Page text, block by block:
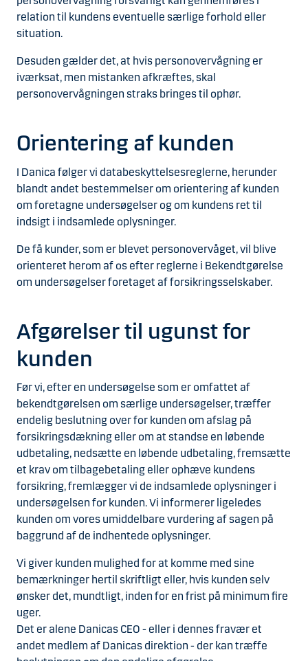
relation til kundens eventuelle særlige forhold eller
situation.
Desuden gælder det, at hvis personovervågning er
iværksat, men mistanken afkræftes, skal
personovervågningen straks bringes til ophør.
Orientering af kunden
I Danica følger vi databeskyttelsesreglerne, herunder
blandt andet bestemmelser om orientering af kunden
om foretagne undersøgelser og om kundens ret til
indsigt i indsamlede oplysninger.
De få kunder, som er blevet personovervåget, vil blive
orienteret herom af os efter reglerne i Bekendtgørelse
om undersøgelser foretaget af forsikringsselskaber.
Afgørelser til ugunst for
kunden
Før vi, efter en undersøgelse som er omfattet af
bekendtgørelsen om særlige undersøgelser, træffer
endelig beslutning over for kunden om afslag på
forsikringsdækning eller om at standse en løbende
udbetaling, nedsætte en løbende udbetaling, fremsætte
et krav om tilbagebetaling eller ophæve kundens
forsikring, fremlægger vi de indsamlede oplysninger i
undersøgelsen for kunden. Vi informerer ligeledes
kunden om vores umiddelbare vurdering af sagen på
baggrund af de indhentede oplysninger.
Vi giver kunden mulighed for at komme med sine
bemærkninger hertil skriftligt eller, hvis kunden selv
ønsker det, mundtligt, inden for en frist på minimum fire
uger.
Det er alene Danicas CEO - eller i dennes fravær et
andet medlem af Danicas direktion - der kan træffe